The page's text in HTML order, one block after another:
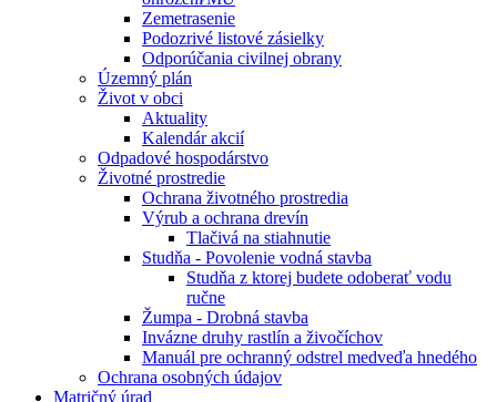
Zemetrasenie
Podozrivé listové zásielky
Odporúčania civilnej obrany
Územný plán
Život v obci
Aktuality
Kalendár akcií
Odpadové hospodárstvo
Životné prostredie
Ochrana životného prostredia
Výrub a ochrana drevín
Tlačivá na stiahnutie
Studňa - Povolenie vodná stavba
Studňa z ktorej budete odoberať vodu
ručne
Žumpa - Drobná stavba
Invázne druhy rastlín a živočíchov
Manuál pre ochranný odstrel medveďa hnedého
Ochrana osobných údajov
Matričný úrad